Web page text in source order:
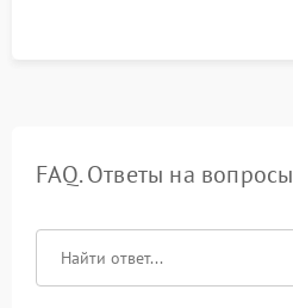
FAQ. Ответы на вопросы